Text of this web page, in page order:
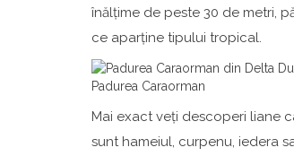
înălțime de peste 30 de metri,
ce aparține tipului tropical.
Padurea Caraorman
Mai exact veți descoperi liane
sunt hameiul, curpenu, iedera